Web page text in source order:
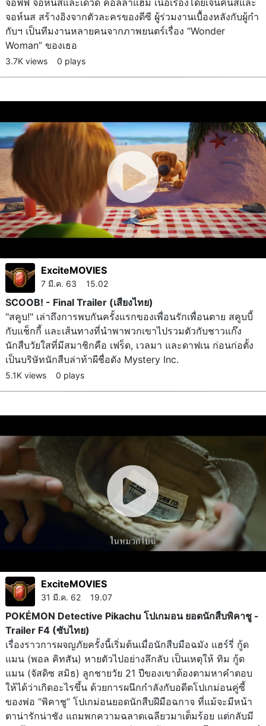
จอฟฟ์ จอห์นสและเดวิด คอลลาแฮม เนื้อเรื่องโดยเจนคินส์และ
จอห์นส สร้างอิงจากตัวละครของดีซี ผู้ร่วมงานเบื้องหลังกับผู้กำ
กับฯ เป็นทีมงานหลายคนจากภาพยนตร์เรื่อง “Wonder
Woman” ของเธอ
3.7K views 0 plays
ExciteMOVIES
7 มี.ค. 63 15.02
SCOOB! - Final Trailer (เสียงไทย)
"สคูบ!" เล่าถึงการพบกันครั้งแรกของเพื่อนรักเพื่อนตาย สคูบบี้
กับแช็กกี้ และเส้นทางที่นำพาพวกเขาไปรวมตัวกับชาวแก๊ง
นักสืบวัยใสที่มีสมาชิกคือ เฟร็ด, เวลมา และดาฟเน ก่อนก่อตั้ง
เป็นบริษัทนักสืบล่าท้าผีชื่อดัง Mystery Inc.
5.1K views 0 plays
ExciteMOVIES
31 มี.ค. 62 19.07
POKÉMON Detective Pikachu โปเกมอน ยอดนักสืบพิคาชู -
Trailer F4 (ซับไทย)
เรื่องราวการผจญภัยครั้งนี้เริ่มต้นเมื่อนักสืบมือฉมัง แฮร์รี่ กู้ด
แมน (พอล คิทสัน) หายตัวไปอย่างลึกลับ เป็นเหตุให้ ทิม กู้ด
แมน (จัสดิซ สมิธ) ลูกชายวัย 21 ปีของเขาต้องตามหาคำตอบ
ให้ได้ว่าเกิดอะไรขึ้น ด้วยการผนึกกำลังกับอดีตโปเกม่อนคู่ซี้
ของพ่อ “พิคาชู” โปเกม่อนยอดนักสืบฝีมือฉกาจ ที่แม้จะมีหน้า
ตาน่ารักน่าชัง แถมพกความฉลาดเฉลียวมาเต็มร้อย แต่กลับมี